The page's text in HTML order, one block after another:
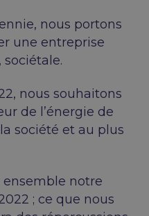
nous portons
une entreprise
sociétale.
nous souhaitons
de l’énergie de
société et au plus
notre
; ce que nous